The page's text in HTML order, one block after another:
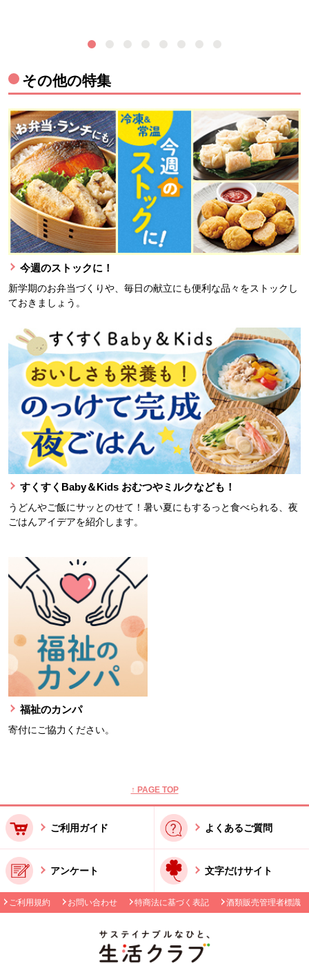
その他の特集
今週のストックに！
新学期のお弁当づくりや、毎日の献立にも便利な品々をストックし
ておきましょう。
すくすくBaby＆Kids おむつやミルクなども！
うどんやご飯にサッとのせて！暑い夏にもするっと食べられる、夜
ごはんアイデアを紹介します。
福祉のカンパ
寄付にご協力ください。
↑ PAGE TOP
ご利用ガイド よくあるご質問
アンケート 文字だけサイト
ご利用規約 お問い合わせ 特商法に基づく表記 酒類販売管理者標識